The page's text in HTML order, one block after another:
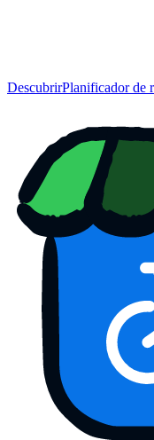
DescubrirPlanificador de